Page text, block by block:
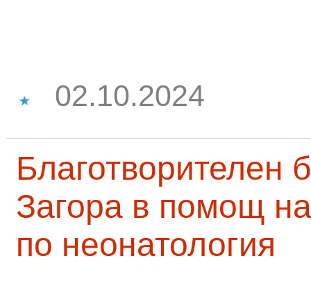
02.10.2024
Благотворителен
Загора в помощ
по неонатология